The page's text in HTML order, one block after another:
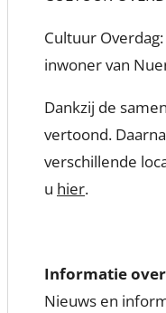
Cultuur
inwoner van
Dankzij de
vertoond.
verschillende
u hier.
Informatie
Nieuws en